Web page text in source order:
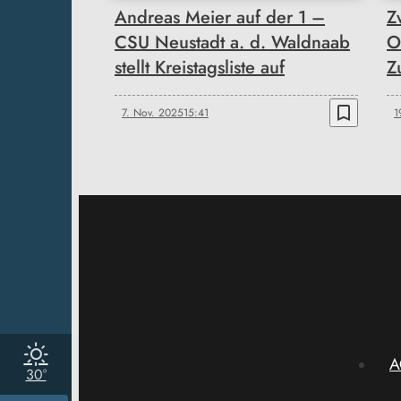
30°
Andreas Meier auf der 1 –
CSU Neustadt a. d. Waldnaab
stellt Kreistagsliste auf
7. Nov. 202515:41 bookmark_border